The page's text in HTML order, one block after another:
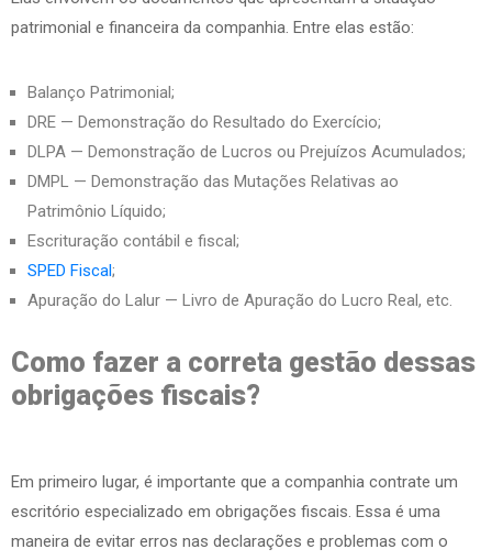
patrimonial e financeira da companhia. Entre elas estão:
Balanço Patrimonial;
DRE — Demonstração do Resultado do Exercício;
DLPA — Demonstração de Lucros ou Prejuízos Acumulados;
DMPL — Demonstração das Mutações Relativas ao
Patrimônio Líquido;
Escrituração contábil e fiscal;
SPED Fiscal;
Apuração do Lalur — Livro de Apuração do Lucro Real, etc.
Como fazer a correta gestão dessas
obrigações fiscais?
Em primeiro lugar, é importante que a companhia contrate um
escritório especializado em obrigações fiscais. Essa é uma
maneira de evitar erros nas declarações e problemas com o